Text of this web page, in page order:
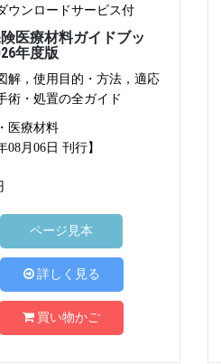
ウンロードサービス付
医療材料ガイドブッ
年度版
解，使用目的・方法，適応
術・処置の全ガイド
医療材料
08月06日 刊行】
ページ見本
詳しく見る
買い物かご